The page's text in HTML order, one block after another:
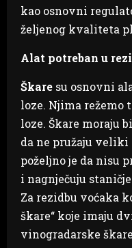
kao osnovni
željenog kvaliteta
Alat potreban u
Škare su osnovni
loze. Njima režemo
loze. Škare moraju
da ne pružaju veliki
poželjno je da nisu
i nagnječuju
Za rezidbu voćaka
škare“ koje imaju
vinogradarske